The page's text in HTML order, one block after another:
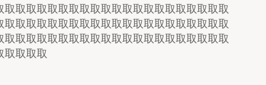
取取取取取取取取取取取取取取取取取取取取
取取取取取取取取取取取取取取取取取取取取
取取取取取取取取取取取取取取取取取取取取
取取取取